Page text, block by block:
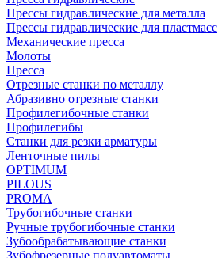
Прессы гидравлические для металла
Прессы гидравлические для пластмасс
Механические пресса
Молоты
Пресса
Отрезные станки по металлу
Абразивно отрезные станки
Профилегибочные станки
Профилегибы
Станки для резки арматуры
Ленточные пилы
OPTIMUM
PILOUS
PROMA
Трубогибочные станки
Ручные трубогибочные станки
Зубообрабатывающие станки
Зубофрезерные полуавтоматы